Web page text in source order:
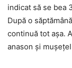
indicat să se bea
După o
continuă tot așa.
anason și